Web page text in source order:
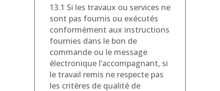
13.1 Si les travaux ou services ne
sont pas fournis ou exécutés
conformément aux instructions
fournies dans le bon de
commande ou le message
électronique l’accompagnant, si
le travail remis ne respecte pas
les critères de qualité de